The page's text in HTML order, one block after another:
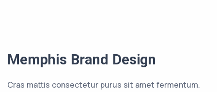
Memphis Brand Design
Cras mattis consectetur purus sit amet fermentum.